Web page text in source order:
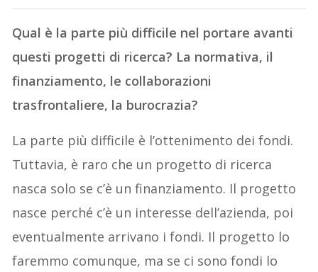
Qual è la parte più difficile nel portare avanti
questi progetti di ricerca? La normativa, il
finanziamento, le collaborazioni
trasfrontaliere, la burocrazia?
La parte più difficile è l’ottenimento dei fondi.
Tuttavia, è raro che un progetto di ricerca
nasca solo se c’è un finanziamento. Il progetto
nasce perché c’è un interesse dell’azienda, poi
eventualmente arrivano i fondi. Il progetto lo
faremmo comunque, ma se ci sono fondi lo